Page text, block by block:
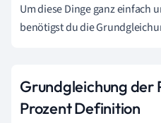
Um diese Dinge ganz einfach
benötigst du die
Grundgleichung der
Prozent Definition